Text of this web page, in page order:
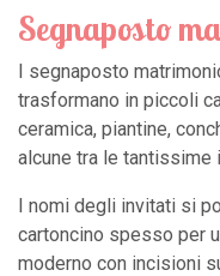
Segnaposto
I segnaposto
trasformano in piccoli
ceramica, piantine,
alcune tra le tantissime
I nomi degli invitati si
cartoncino spesso per
moderno con incisioni